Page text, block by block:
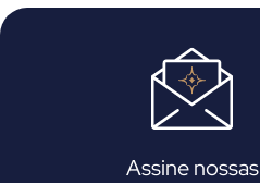
Assine nossas